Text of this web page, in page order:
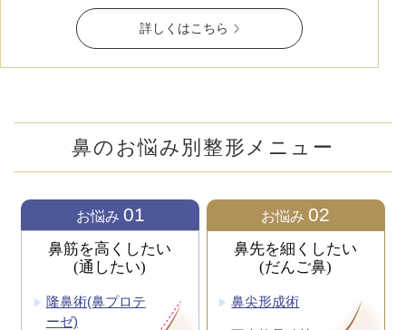
詳しくはこちら
鼻のお悩み別整形メニュー
お悩み 01
鼻筋を高くしたい
(通したい)
隆鼻術(鼻プロテ
ーゼ)
お悩み02
鼻先を細くしたい
(だんご鼻)
鼻尖形成術